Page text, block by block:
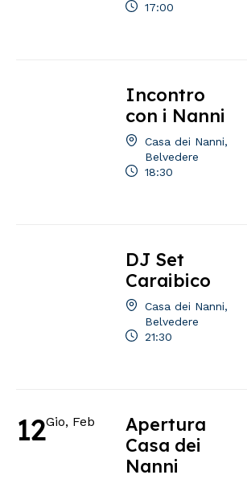
17:00
Incontro
con i Nanni
Casa dei Nanni,
Belvedere
18:30
DJ Set
Caraibico
Casa dei Nanni,
Belvedere
21:30
12Gio, Feb
Apertura
Casa dei
Nanni